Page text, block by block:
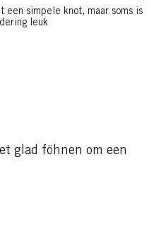
een simpele knot, maar soms is
leuk
glad föhnen om een